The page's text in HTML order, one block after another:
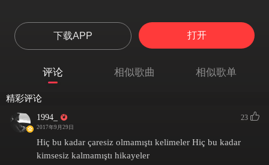
下载APP 打开
评论 相似歌曲 相似歌单
精彩评论
1994_
2017年9月29日
23
Hiç bu kadar çaresiz olmamıştı kelimeler Hiç bu kadar
kimsesiz kalmamıştı hikayeler